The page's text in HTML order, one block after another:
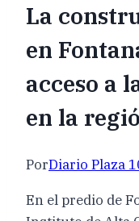
La
en
acceso a
en la
PorDiario Plaza
En el predio de